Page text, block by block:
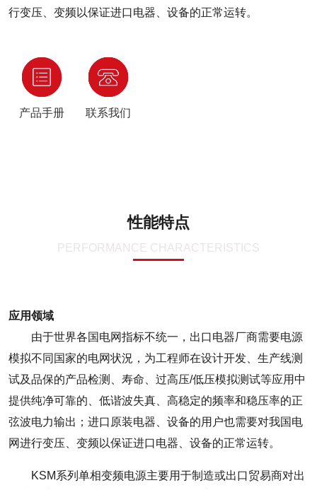
行变压、变频以保证进口电器、设备的正常运转。
产品手册 联系我们
性能特点
PERFORMANCE CHARACTERISTICS
应用领域
由于世界各国电网指标不统一，出口电器厂商需要电源
模拟不同国家的电网状況，为工程师在设计开发、生产线测
试及品保的产品检测、寿命、过高压/低压模拟测试等应用中
提供纯净可靠的、低谐波失真、高稳定的频率和稳压率的正
弦波电力输出；进口原装电器、设备的用户也需要对我国电
网进行变压、变频以保证进口电器、设备的正常运转。
KSM系列单相变频电源主要用于制造或出口贸易商对出